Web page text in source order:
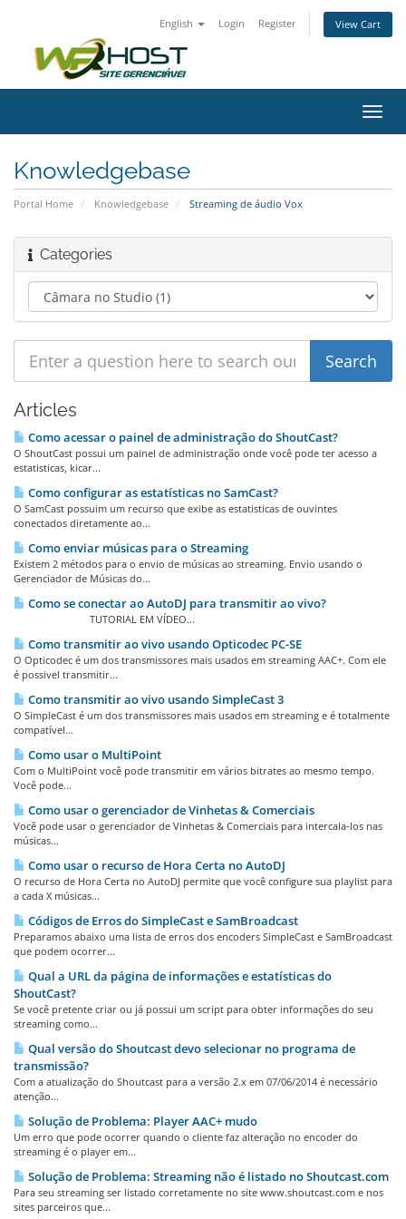
English Login Register View Cart
Knowledgebase
Portal Home Knowledgebase Streaming de áudio Vox
Categories
Articles
Como acessar o painel de administração do ShoutCast?
O ShoutCast possui um painel de administração onde você pode ter acesso a
estatisticas, kicar...
Como configurar as estatísticas no SamCast?
O SamCast possuim um recurso que exibe as estatisticas de ouvintes
conectados diretamente ao...
Como enviar músicas para o Streaming
Existem 2 métodos para o envio de músicas ao streaming. Envio usando o
Gerenciador de Músicas do...
Como se conectar ao AutoDJ para transmitir ao vivo?
TUTORIAL EM VÍDEO...
Como transmitir ao vivo usando Opticodec PC-SE
O Opticodec é um dos transmissores mais usados em streaming AAC+. Com ele
é possivel transmitir...
Como transmitir ao vivo usando SimpleCast 3
O SimpleCast é um dos transmissores mais usados em streaming e é totalmente
compatível...
Como usar o MultiPoint
Com o MultiPoint você pode transmitir em vários bitrates ao mesmo tempo.
Você pode...
Como usar o gerenciador de Vinhetas & Comerciais
Você pode usar o gerenciador de Vinhetas & Comerciais para intercala-los nas
músicas...
Como usar o recurso de Hora Certa no AutoDJ
O recurso de Hora Certa no AutoDJ permite que você configure sua playlist para
a cada X músicas...
Códigos de Erros do SimpleCast e SamBroadcast
Preparamos abaixo uma lista de erros dos encoders SimpleCast e SamBroadcast
que podem ocorrer...
Qual a URL da página de informações e estatísticas do
ShoutCast?
Se você pretente criar ou já possui um script para obter informações do seu
streaming como...
Qual versão do Shoutcast devo selecionar no programa de
transmissão?
Com a atualização do Shoutcast para a versão 2.x em 07/06/2014 é necessário
atenção...
Solução de Problema: Player AAC+ mudo
Um erro que pode ocorrer quando o cliente faz alteração no encoder do
streaming é o player em...
Solução de Problema: Streaming não é listado no Shoutcast.com
Para seu streaming ser listado corretamente no site www.shoutcast.com e nos
sites parceiros que...